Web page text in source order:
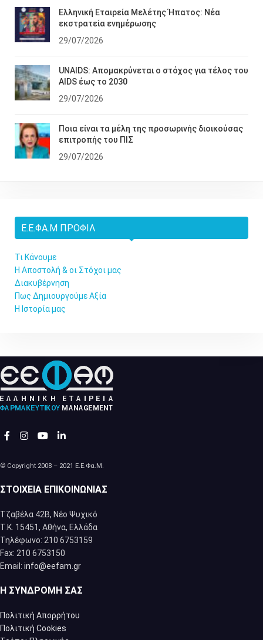
Ελληνική Εταιρεία Μελέτης Ήπατος: Νέα
εκστρατεία ενημέρωσης
29/07/2026
UNAIDS: Απομακρύνεται ο στόχος για τέλος του
AIDS έως το 2030
29/07/2026
Ποια είναι τα μέλη της προσωρινής διοικούσας
επιτροπής του ΠΙΣ
29/07/2026
Ε.Ε.ΦΑ.Μ ΠΡΟΦΊΛ
Τι Κάνουμε
Η Αποστολή & οι Στόχοι μας
Διακυβέρνηση
Πως Δημιουργούμε Αξία
Η Ιστορία μας
© Copyright 2008 – 2021 Ε.Ε.Φα.Μ.
ΣΤΟΙΧΕΊΑ ΕΠΙΚΟΙΝΩΝΊΑΣ
Τζαβέλα 42Β, Νέο Ψυχικό
Τ.Κ. 15451, Αθήνα, Eλλάδα
Τηλέφωνο: 210 6753159
Fax: 210 6753150
Email: info@eefam.gr
Η ΣΥΝΔΡΟΜΉ ΣΑΣ
Πολιτική Απορρήτου
Πολιτική Cookies